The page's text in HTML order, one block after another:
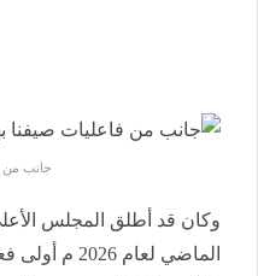
جانب من
وكان قد أطلق المجلس
الماضي لعام